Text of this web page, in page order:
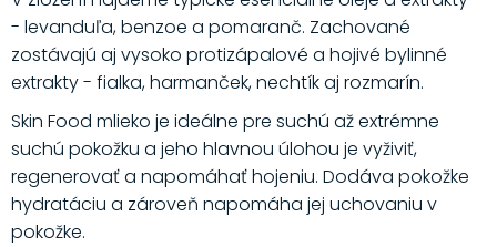
- levanduľa, benzoe a pomaranč. Zachované
zostávajú aj vysoko protizápalové a hojivé bylinné
extrakty - fialka, harmanček, nechtík aj rozmarín.
Skin Food mlieko je ideálne pre suchú až extrémne
suchú pokožku a jeho hlavnou úlohou je vyživiť,
regenerovať a napomáhať hojeniu. Dodáva pokožke
hydratáciu a zároveň napomáha jej uchovaniu v
pokožke.